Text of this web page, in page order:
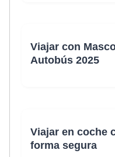
Viajar con
Autobús 2025
Viajar en coche
forma segura